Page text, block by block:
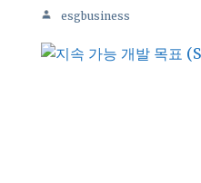
esgbusiness